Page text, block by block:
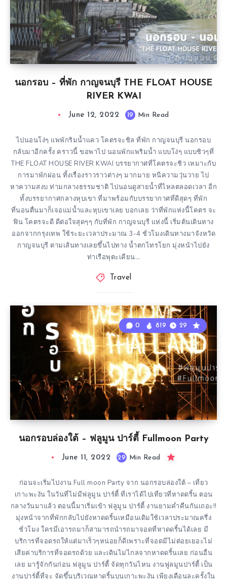
นอกรอบ – ที่พัก กาญจนบุรี THE FLOAT HOUSE
RIVER KWAI
June 12, 2022 19 Min Read
ไปนอนโง่ๆ แพพักริมน้ำแคว โคตรจะชิล ที่พัก กาญจนบุรี นอกรอบ
กลับมาอีกครั้ง คราวนี้ ขอพาไป นอนพักแพริมน้ำ แบบโง่ๆ แบบชิวๆที่
THE FLOAT HOUSE RIVER KWAI บรรยากาศที่โคตรจะชิว เหมาะกับ
การมาพักผ่อน ทิ้งเรื่องราวราวต่างๆ มากมาย หนีความวุ่นวาย ไป
หาความสงบ ท่ามกลางธรรมชาติ ไปนอนดูสายน้ำที่ไหลตลอดเวลา อีก
ทั้งบรรยากาศกลางหุบเขา ที่มาพร้อมกับบรรยากาศที่ดีสุดๆ ที่พัก
ที่นอนตื่นมาก็เจอแม่น้ำและหุบเขาเลย บอกเลย ว่าที่พักแห่งนี้โคตร จะ
ฟิน โคตรจะดี ดีต่อใจสุดๆๆ กับที่พัก กาญจนบุรี แห่งนี้ เริ่มต้นเดินทาง
ออกจากกรุงเทพ ใช้ระยะเวลาประมาณ 3-4 ชั่วโมงเดินทางมาจังหวัด
กาญจนบุรี ตามเส้นทางเลยขึ้นไปทาง น้ำตกไทรโยก มุ่งหน้าไปยัง
ท่าเรือพุตะเคียน…
Travel
นอกรอบล่องใต้ – ฟลูมูน ปาร์ตี้ Fullmoon Party
0 819 29
June 11, 2022 29 Min Read
ก่อนจะเริ่มไปงาน Full moon Party จาก นอกรอบล่องใต้ – เที่ยว
เกาะพะงัน ในวันที่ไม่มีฟลูมูน ปาร์ตี้ ที่เราได้ไปเที่ยวที่หาดดริ้น ตอน
กลางวันมาแล้ว ตอนนี้มาเริ่มเข้า ฟลูมูน ปาร์ตี้ งานยามค่ำคืนกันเถอะ!!
มุ่งหน้าจากที่พักกลับไปยังหาดดริ้นเหมือนเดิมใช้เวลาประมาณครึ่ง
ชั่วโมง ใครมี่เอารถมาก็สามารถนำรถมาจอดที่หาดดริ้นได้เลย มี
บริการที่จอดรถให้แต่มาเร็วๆหน่อยก็ดีเพราะที่จอดมีไม่ต่อยเยอะไม่
เสียค่าบริการที่จอดรถด้วย และเดินไม่ไกลจากหาดดริ้นเลย ก่อนอื่น
เลย มารู้จักกันก่อน ฟลูมูน ปาร์ตี้ จัดทุกวันไหน งานฟูลมูนปาร์ตี้ เป็น
งานปาร์ตี้ที่จะ จัดขึ้นบริเวณหาดริ้นบนเกาะพะงัน เพียงเดือนละครั้งใน